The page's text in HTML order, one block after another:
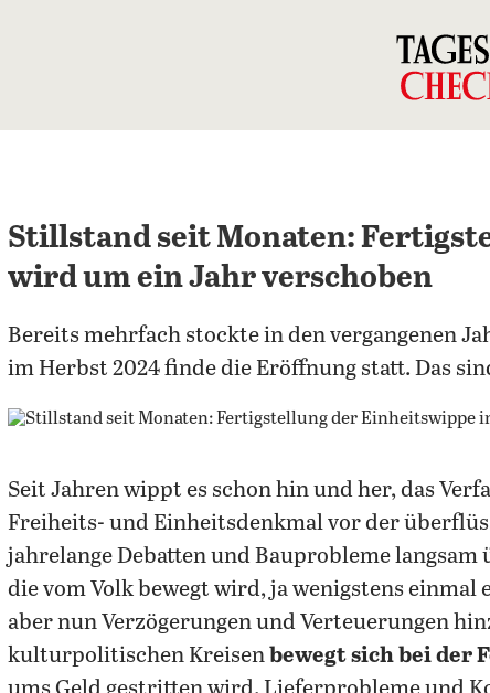
Stillstand seit Monaten:
wird um ein Jahr verschoben
Bereits mehrfach stockte in den vergangenen
im Herbst 2024 finde die Eröffnung statt. Das
Seit Jahren wippt es schon hin und her, das
Freiheits- und Einheitsdenkmal vor der
jahrelange Debatten und Bauprobleme
die vom Volk bewegt wird, ja wenigstens
aber nun Verzögerungen und Verteuerungen
kulturpolitischen Kreisenbewegt sich bei der